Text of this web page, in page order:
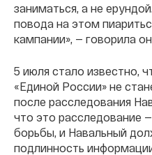
заниматься, а не
повода на этом
кампании», — говорила
5 июля стало известно,
«Единой России» не
после расследования
что это расследование
борьбы, и Навальный
подлинность